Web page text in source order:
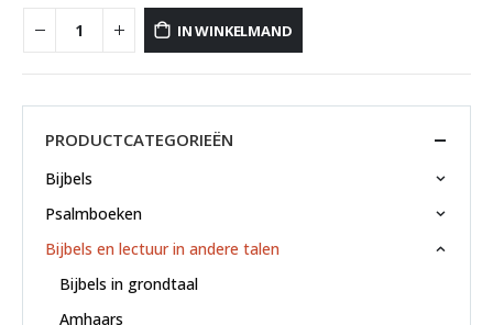
IN WINKELMAND
PRODUCTCATEGORIEËN
Bijbels
Psalmboeken
Bijbels en lectuur in andere talen
Bijbels in grondtaal
Amhaars